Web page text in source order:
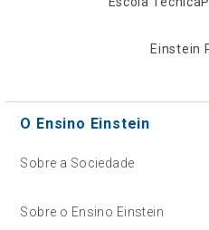
Einstein
O Ensino Einstein
Sobre a Sociedade
Sobre o Ensino Einstein